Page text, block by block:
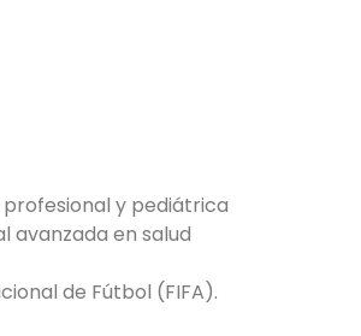
y pediátrica
avanzada en salud
de Fútbol (FIFA).